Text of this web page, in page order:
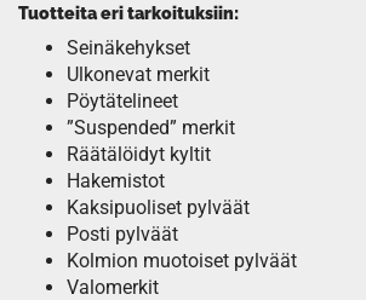
Tuotteita eri tarkoituksiin:
Seinäkehykset
Ulkonevat merkit
Pöytätelineet
”Suspended” merkit
Räätälöidyt kyltit
Hakemistot
Kaksipuoliset pylväät
Posti pylväät
Kolmion muotoiset pylväät
Valomerkit